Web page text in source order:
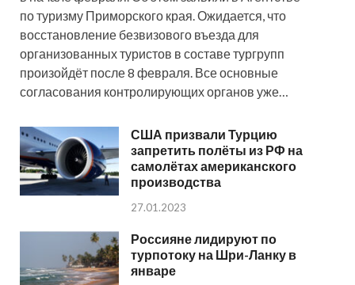
по туризму Приморского края. Ожидается, что
восстановление безвизового въезда для
организованных туристов в составе тургрупп
произойдёт после 8 февраля. Все основные
согласования контролирующих органов уже…
США призвали Турцию
запретить полёты из РФ на
самолётах американского
производства
27.01.2023
Россияне лидируют по
турпотоку на Шри-Ланку в
январе